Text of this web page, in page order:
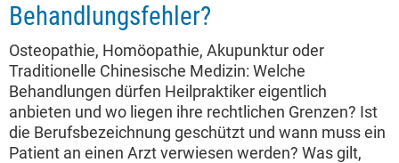
Behandlungsfehler?
Osteopathie, Homöopathie, Akupunktur oder
Traditionelle Chinesische Medizin: Welche
Behandlungen dürfen Heilpraktiker eigentlich
anbieten und wo liegen ihre rechtlichen Grenzen? Ist
die Berufsbezeichnung geschützt und wann muss ein
Patient an einen Arzt verwiesen werden? Was gilt,